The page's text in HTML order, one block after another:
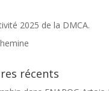
2025 de la DMCA.
récents